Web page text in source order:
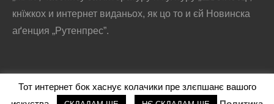
кнїжкох и интернет виданьох, як цо то и єй Новинска
аґенция „Рутенпрес”.
@2016 - РУСКЕ СЛОВО
Тот интернет бок хаснує колачики пре злєпшанє вашого